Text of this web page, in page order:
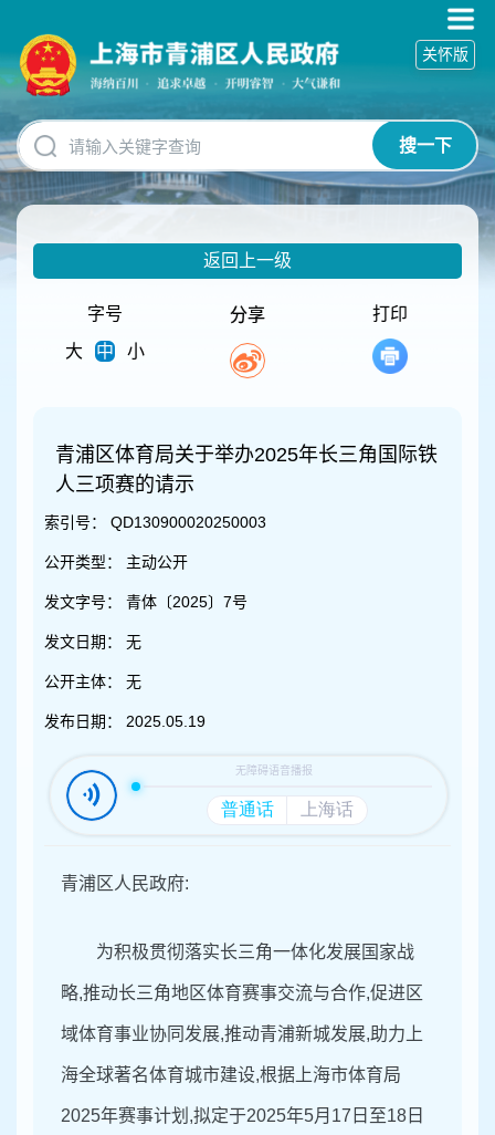
碍
操
明
跳
转
到
网
搜一下
关怀版
返回上一级
字号
大
中 小
分享 打印
青浦区体育局关于举办2025年长三角国际铁
人三项赛的请示
索引号： QD130900020250003
公开类型： 主动公开
发文字号： 青体〔2025〕7号
发文日期： 无
公开主体： 无
发布日期： 2025.05.19
青浦区人民政府:
为积极贯彻落实长三角一体化发展国家战
略,推动长三角地区体育赛事交流与合作,促进区
域体育事业协同发展,推动青浦新城发展,助力上
海全球著名体育城市建设,根据上海市体育局
2025年赛事计划,拟定于2025年5月17日至18日